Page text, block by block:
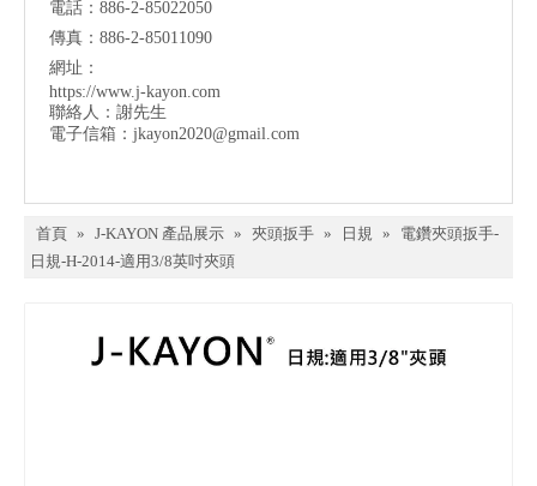
電話：886-2-85022050
傳真：886-2-85011090
網址：
https://www.j-kayon.com
聯絡人：謝先生
電子信箱： jkayon2020@gmail.com
首頁 » J-KAYON 產品展示 » 夾頭扳手 » 日規 »
電鑽夾頭扳手-
日規-H-2014-適用3/8英吋夾頭